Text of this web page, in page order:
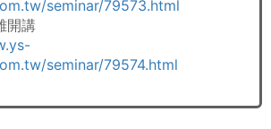
seminar/79573.html
開講
seminar/79574.html